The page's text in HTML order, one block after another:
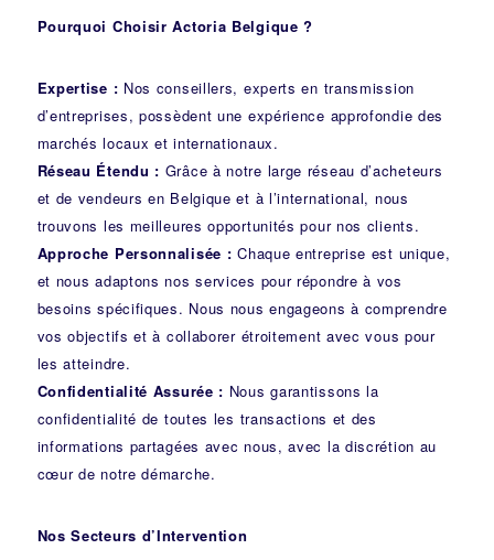
Pourquoi Choisir Actoria Belgique ?
Expertise : Nos conseillers, experts en transmission
d’entreprises, possèdent une expérience approfondie des
marchés locaux et internationaux.
Réseau Étendu : Grâce à notre large réseau d’acheteurs
et de vendeurs en Belgique et à l’international, nous
trouvons les meilleures opportunités pour nos clients.
Approche Personnalisée : Chaque entreprise est unique,
et nous adaptons nos services pour répondre à vos
besoins spécifiques. Nous nous engageons à comprendre
vos objectifs et à collaborer étroitement avec vous pour
les atteindre.
Confidentialité Assurée : Nous garantissons la
confidentialité de toutes les transactions et des
informations partagées avec nous, avec la discrétion au
cœur de notre démarche.
Nos Secteurs d’Intervention